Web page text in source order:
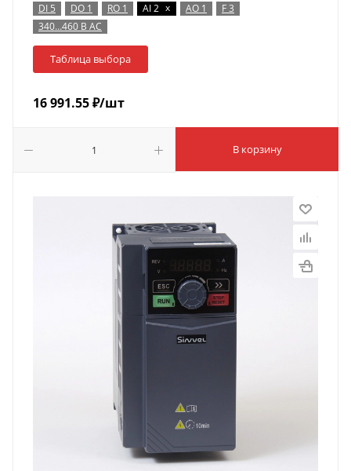
DI 5
DO 1 RO 1 AI 2 x AO 1
F 3
340…460 В AC
Таблица выбора
16 991.55₽/шт
В корзину